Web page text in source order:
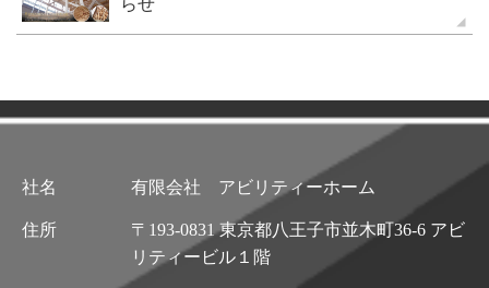
らせ
社名 有限会社 アビリティーホーム
住所
〒193-0831 東京都八王子市並木町36-6 アビ
リティービル１階